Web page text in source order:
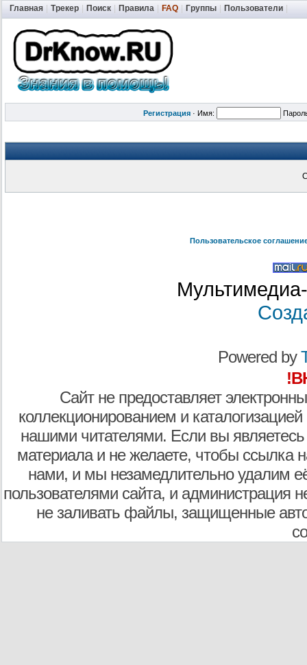
Главная Трекер Поиск Правила FAQ Группы Пользователи
Регистрация · Имя:
Пользовательское
Powered by
Сайт не предоставляет
коллекционированием и
нашими читателями. Если вы являетесь
материала и не желаете, чтобы ссылка
нами, и мы незамедлительно удалим
пользователями сайта, и администрация
не заливать файлы, защищенные